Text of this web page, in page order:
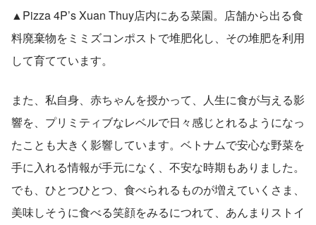
▲Pizza 4P’s Xuan Thuy店内にある菜園。店舗から出る食
料廃棄物をミミズコンポストで堆肥化し、その堆肥を利用
して育てています。
また、私自身、赤ちゃんを授かって、人生に食が与える影
響を、プリミティブなレベルで日々感じとれるようになっ
たことも大きく影響しています。ベトナムで安心な野菜を
手に入れる情報が手元になく、不安な時期もありました。
でも、ひとつひとつ、食べられるものが増えていくさま、
美味しそうに食べる笑顔をみるにつれて、あんまりストイ